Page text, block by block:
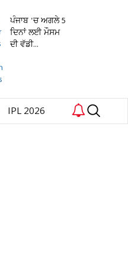
ਪੰਜਾਬ 'ਚ ਅਗਲੇ 5
ਦਿਨਾਂ ਲਈ ਮੌਸਮ
ਦੀ ਵੱਡੀ...
IPL 2026